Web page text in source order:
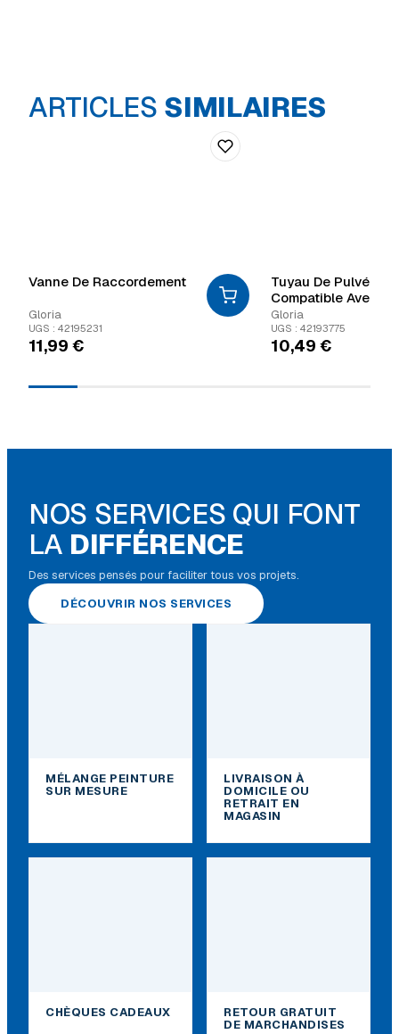
ARTICLES SIMILAIRES
Vanne De Raccordement
Gloria
UGS : 42195231
11,99 €
Tuyau De
Compatible Avec
Autopump
Gloria
UGS : 42193775
10,49 €
NOS SERVICES QUI FONT
LA DIFFÉRENCE
Des services pensés pour faciliter tous vos projets.
DÉCOUVRIR NOS SERVICES
MÉLANGE PEINTURE
SUR MESURE
LIVRAISON À
DOMICILE OU
RETRAIT EN
MAGASIN
CHÈQUES CADEAUX
RETOUR GRATUIT
DE MARCHANDISES